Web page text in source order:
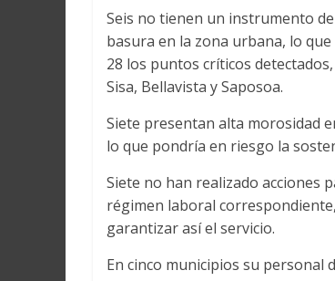
Seis no tienen un instrumento
basura en la zona urbana, lo
28 los puntos críticos
Sisa, Bellavista y Saposoa.
Siete presentan alta morosidad
lo que pondría en riesgo la
Siete no han realizado acciones
régimen laboral
garantizar así el servicio.
En cinco municipios su personal